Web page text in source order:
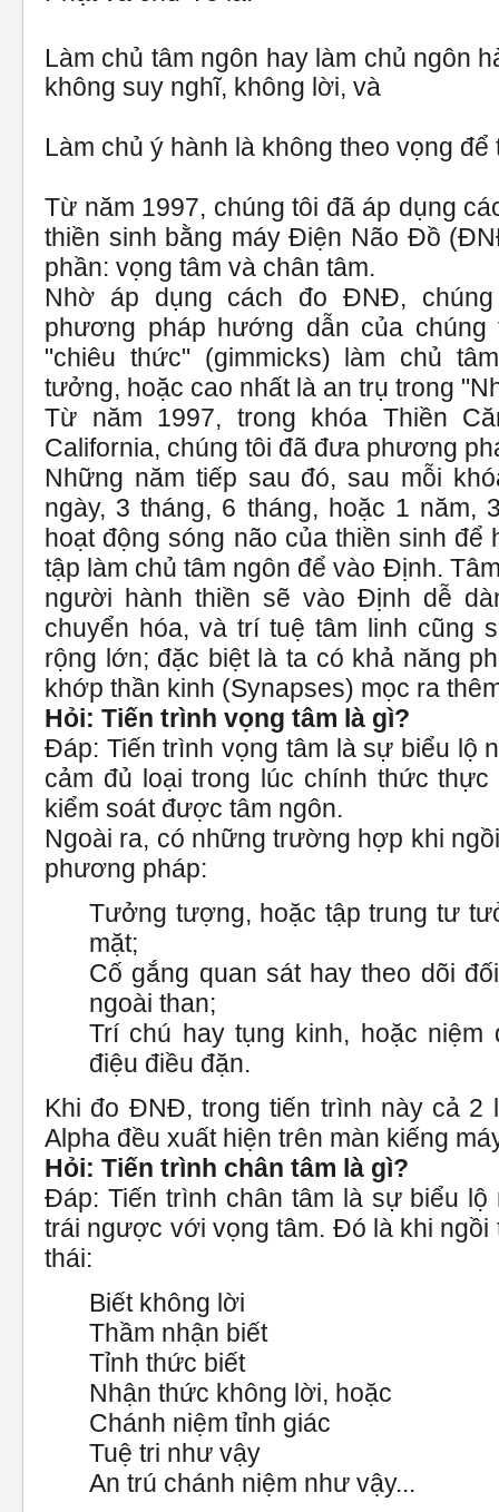
Làm chủ tâm ngôn hay làm chủ ngôn
không suy nghĩ, không lời, và
Làm chủ ý hành là không theo vọng để
Từ năm 1997, chúng tôi đã áp dụng
thiền sinh bằng máy Điện Não Đồ
phần: vọng tâm và chân tâm.
Nhờ áp dụng cách đo ĐNĐ,
phương pháp hướng dẫn của
"chiêu thức" (gimmicks) làm chủ
tưởng, hoặc cao nhất là an trụ trong
Từ năm 1997, trong khóa Thiền
California, chúng tôi đã đưa phương
Những năm tiếp sau đó, sau mỗi
ngày, 3 tháng, 6 tháng, hoặc 1 năm,
hoạt động sóng não của thiền sinh
tập làm chủ tâm ngôn để vào Định.
người hành thiền sẽ vào Định dễ
chuyển hóa, và trí tuệ tâm linh cũng
rộng lớn; đặc biệt là ta có khả năng
khớp thần kinh (Synapses) mọc ra
Hỏi: Tiến trình vọng tâm là gì?
Đáp: Tiến trình vọng tâm là sự biểu lộ
cảm đủ loại trong lúc chính thức
kiểm soát được tâm ngôn.
Ngoài ra, có những trường hợp khi
phương pháp:
Tưởng tượng, hoặc tập trung tư
mặt;
Cố gắng quan sát hay theo dõi
ngoài than;
Trí chú hay tụng kinh, hoặc niệm
điệu điều đặn.
Khi đo ĐNĐ, trong tiến trình này cả 2
Alpha đều xuất hiện trên màn kiếng
Hỏi: Tiến trình chân tâm là gì?
Đáp: Tiến trình chân tâm là sự biểu
trái ngược với vọng tâm. Đó là khi ngồi
thái:
Biết không lời
Thầm nhận biết
Tỉnh thức biết
Nhận thức không lời, hoặc
Chánh niệm tỉnh giác
Tuệ tri như vậy
An trú chánh niệm như vậy...